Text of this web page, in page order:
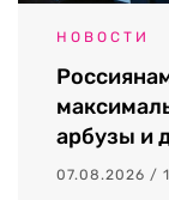
НОВОСТИ
арбузы и
07.08.2026 /